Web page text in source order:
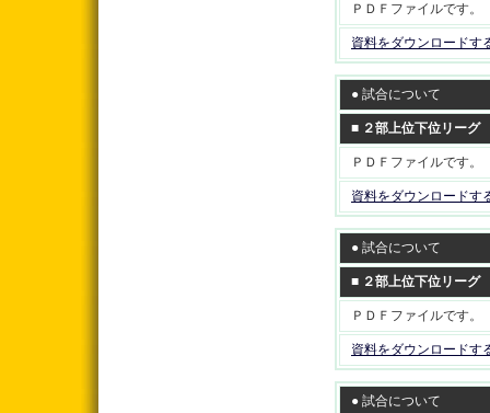
ＰＤＦファイルです。
資料をダウンロードす
● 試合について
■ ２部上位下位リー
ＰＤＦファイルです。
資料をダウンロードす
● 試合について
■ ２部上位下位リー
ＰＤＦファイルです。
資料をダウンロードす
● 試合について